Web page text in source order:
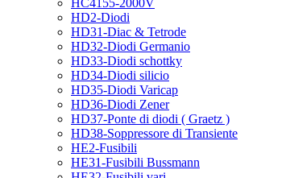
HC4155-2000V
HD2-Diodi
HD31-Diac & Tetrode
HD32-Diodi Germanio
HD33-Diodi schottky
HD34-Diodi silicio
HD35-Diodi Varicap
HD36-Diodi Zener
HD37-Ponte di diodi ( Graetz )
HD38-Soppressore di Transiente
HE2-Fusibili
HE31-Fusibili Bussmann